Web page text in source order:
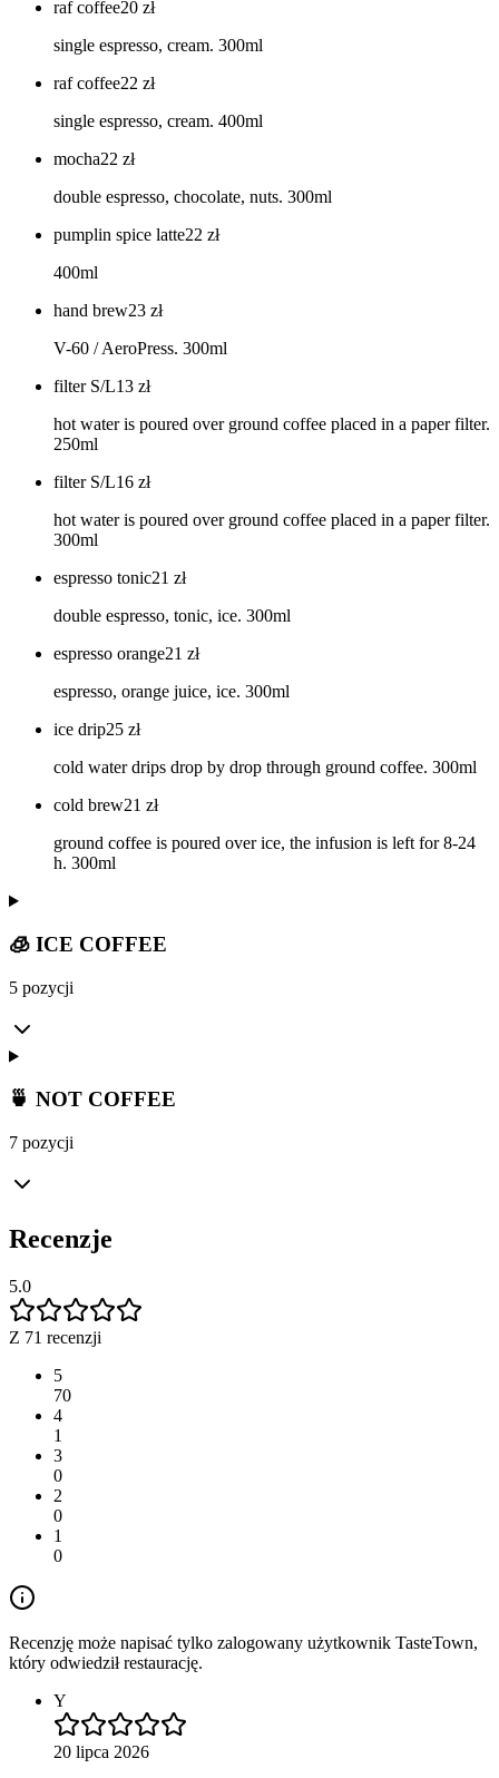
raf coffee20 zł
single espresso, cream. 300ml
raf coffee22 zł
single espresso, cream. 400ml
mocha22 zł
double espresso, chocolate, nuts. 300ml
pumplin spice latte22 zł
400ml
hand brew23 zł
V-60 / AeroPress. 300ml
filter S/L13 zł
hot water is poured over ground coffee placed in a paper filter.
250ml
filter S/L16 zł
hot water is poured over ground coffee placed in a paper filter.
300ml
espresso tonic21 zł
double espresso, tonic, ice. 300ml
espresso orange21 zł
espresso, orange juice, ice. 300ml
ice drip25 zł
cold water drips drop by drop through ground coffee. 300ml
cold brew21 zł
ground coffee is poured over ice, the infusion is left for 8-24
h. 300ml
🧊 ICE COFFEE
5 pozycji
🍵 NOT COFFEE
7 pozycji
Recenzje
5.0
Z 71 recenzji
5
70
4
1
3
0
2
0
1
0
Recenzję może napisać tylko zalogowany użytkownik TasteTown,
który odwiedził restaurację.
Y
20 lipca 2026